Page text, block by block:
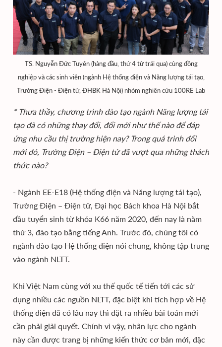
TS. Nguyễn Đức Tuyên (hàng đầu, thứ 4 từ trái qua) cùng đồng
nghiệp và các sinh viên (ngành Hệ thống điện và Năng lượng tái tạo,
Trường Điện - Điện tử, ĐHBK Hà Nội) nhóm nghiên cứu 100RE Lab
* Thưa thầy, chương trình đào tạo ngành Năng lượng tái
tạo đã có những thay đổi, đổi mới như thế nào để đáp
ứng nhu cầu thị trường hiện nay? Trong quá trình đổi
mới đó, Trường Điện – Điện tử đã vượt qua những thách
thức nào?
- Ngành EE-E18 (Hệ thống điện và Năng lượng tái tạo),
Trường Điện – Điện tử, Đại học Bách khoa Hà Nội bắt
đầu tuyển sinh từ khóa K66 năm 2020, đến nay là năm
thứ 3, đào tạo bằng tiếng Anh. Trước đó, chúng tôi có
ngành đào tạo Hệ thống điện nói chung, không tập trung
vào ngành NLTT.
Khi Việt Nam cùng với xu thế quốc tế tiến tới các sử
dụng nhiều các nguồn NLTT, đặc biệt khi tích hợp về Hệ
thống điện đã có lâu nay thì đặt ra nhiều bài toán mới
cần phải giải quyết. Chính vì vậy, nhân lực cho ngành
này cần được trang bị những kiến thức cơ bản mới, đặc